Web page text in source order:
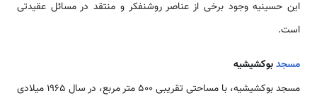
این حسینیه وجود برخی از عناصر روشنفکر و منتقد در مسائل عقیدتی
است.
مسجدبوکشیشیه
مسجد بوکشیشیه، با مساحتی تقریبی 500 متر مربع، در سال 1965 میلادی